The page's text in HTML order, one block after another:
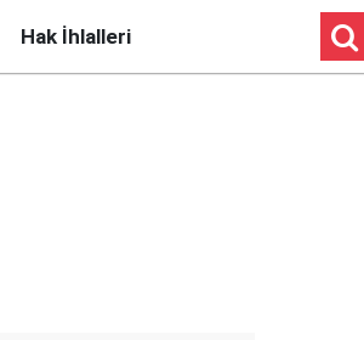
Hak İhlalleri